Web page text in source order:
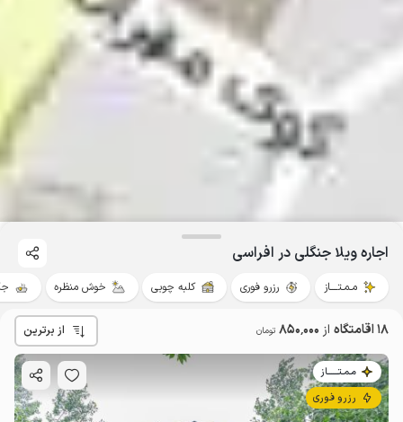
اجاره ویلا جنگلی در افراسی
مـمـتــــاز رزرو فوری کلبه چوبی خوش منظره
18 اقامتگاه از 850٬000 تومان از برترین
مـمـتــــــاز
رزرو فوری